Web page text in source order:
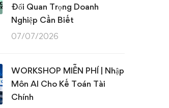
Đổi Quan Trọng Doanh
Nghiệp Cần Biết
07/07/2026
WORKSHOP MIỄN PHÍ | Nhập
Môn AI Cho Kế Toán Tài
Chính